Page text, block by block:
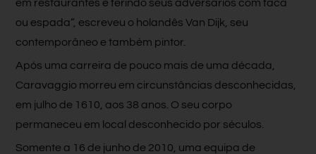
em restaurantes e ferindo seus adversários com faca
ou espada”, escreveu o holandês Van Dijk, seu
contemporâneo e também pintor.
Após uma carreira de pouco mais de uma década,
Caravaggio morreu em circunstâncias desconhecidas,
em julho de 1610, aos 38 anos. O seu corpo
permaneceu em local desconhecido por séculos.
Somente a 16 de junho de 2010, uma equipa de